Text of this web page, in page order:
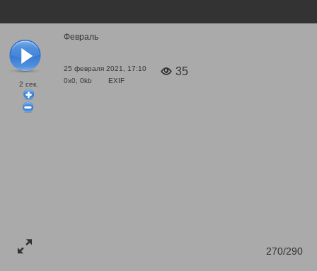
2 сек.
Февраль
25 февраля 2021, 17:10
0x0, 0kb
EXIF
35
270/290